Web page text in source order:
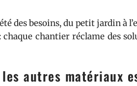
des besoins, du petit jardin à
chantier réclame des
autres matériaux